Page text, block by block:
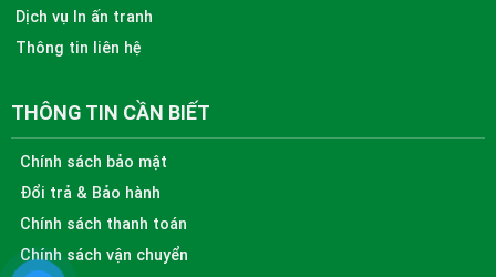
Dịch vụ In ấn tranh
Thông tin liên hệ
THÔNG TIN CẦN BIẾT
Chính sách bảo mật
Đổi trả & Bảo hành
Chính sách thanh toán
Chính sách vận chuyển